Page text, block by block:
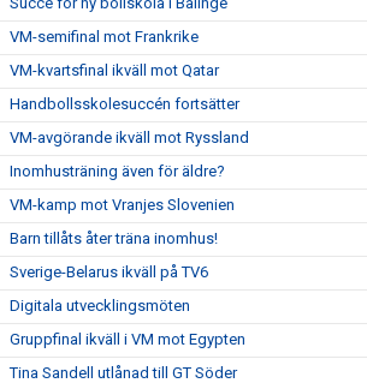
VM-semifinal mot Frankrike
VM-kvartsfinal ikväll mot Qatar
Handbollsskolesuccén fortsätter
VM-avgörande ikväll mot Ryssland
Inomhusträning även för äldre?
VM-kamp mot Vranjes Slovenien
Barn tillåts åter träna inomhus!
Sverige-Belarus ikväll på TV6
Digitala utvecklingsmöten
Gruppfinal ikväll i VM mot Egypten
Tina Sandell utlånad till GT Söder